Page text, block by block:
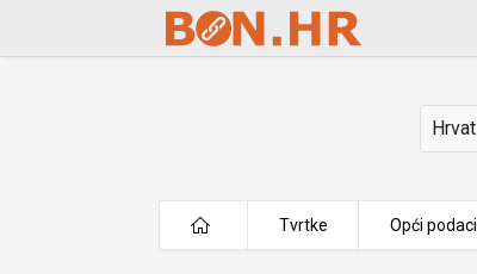
Skip to Main Content
Država
Tvrtke Opći podaci
METRO Cash & Carry d.o.o.